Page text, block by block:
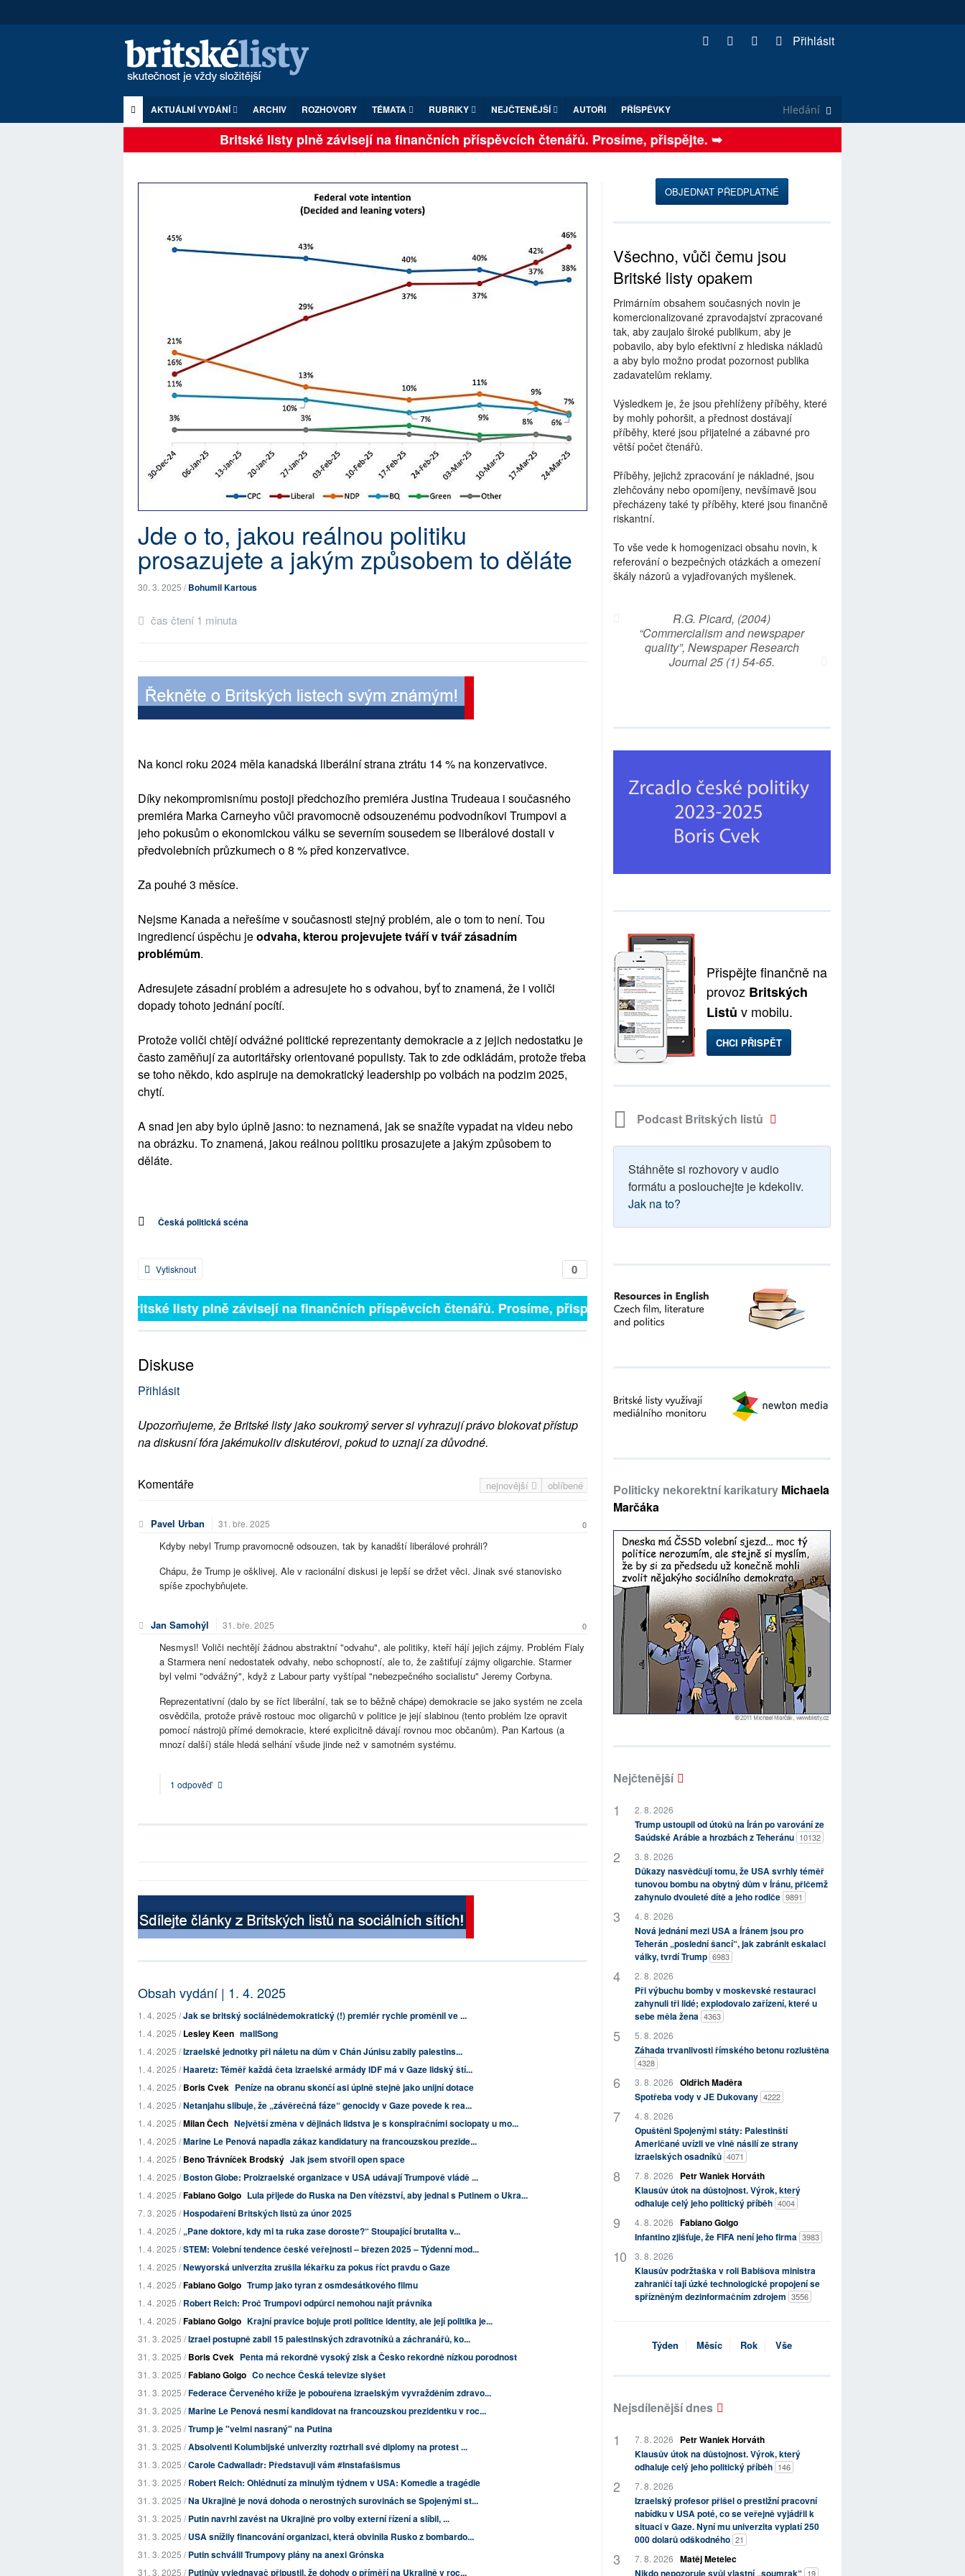
Přihlásit
AKTUÁLNÍ VYDÁNÍ ARCHIV ROZHOVORY TÉMATA RUBRIKY NEJČTENĚJŠÍ AUTOŘI PŘÍSPĚVKY
Britské listy plně závisejí na finančních příspěvcích čtenářů. Prosíme, přispějte. ➥
Jde o to, jakou reálnou politiku
prosazujete a jakým způsobem to děláte
30. 3. 2025 /Bohumil Kartous
čas čtení 1 minuta
Na konci roku 2024 měla kanadská liberální strana ztrátu 14 % na konzervativce.
Díky nekompromisnímu postoji předchozího premiéra Justina Trudeaua i současného
premiéra Marka Carneyho vůči pravomocně odsouzenému podvodníkovi Trumpovi a
jeho pokusům o ekonomickou válku se severním sousedem se liberálové dostali v
předvolebních průzkumech o 8 % před konzervativce.
Za pouhé 3 měsíce.
Nejsme Kanada a neřešíme v současnosti stejný problém, ale o tom to není. Tou
ingrediencíúspěchu jeodvaha, kterou projevujete tváří v tvář zásadním
problémům.
Adresujete zásadní problém a adresujete ho s odvahou, byť to znamená, že i voliči
dopady tohoto jednání pocítí.
Protože voliči chtějí odvážné politické reprezentanty demokracie a z jejich nedostatku je
často zaměňují za autoritářsky orientované populisty. Tak to zde odkládám, protože třeba
se toho někdo, kdo aspiruje na demokratický leadership po volbách na podzim 2025,
chytí.
A snad jen aby bylo úplně jasno: to neznamená, jak se snažíte vypadat na videu nebo
na obrázku. To znamená, jakou reálnou politiku prosazujete a jakým způsobem to
děláte.
Česká politická scéna
0
Vytisknout
Britské listy plně závisejí na finančních příspěvcích čtenářů. Prosíme, přispějte. ➥
Diskuse
Přihlásit
Upozorňujeme, že Britské listy jako soukromý server si vyhrazují právo blokovat přístup
na diskusní fóra jakémukoliv diskutérovi, pokud to uznají za důvodné.
nejnovější oblíbené
Komentáře
Pavel Urban 31. bře. 2025 0
Kdyby nebyl Trump pravomocně odsouzen, tak by kanadští liberálové prohráli?
Chápu, že Trump je ošklivej. Ale v racionální diskusi je lepší se držet věci. Jinak své stanovisko
spíše zpochybňujete.
Jan Samohýl 31. bře. 2025 0
Nesmysl! Voliči nechtějí žádnou abstraktní "odvahu", ale politiky, kteří hájí jejich zájmy. Problém Fialy
a Starmera není nedostatek odvahy, nebo schopností, ale to, že zaštiťují zájmy oligarchie. Starmer
byl velmi "odvážný", když z Labour party vyštípal "nebezpečného socialistu" Jeremy Corbyna.
Reprezentativní (dalo by se říct liberální, tak se to běžně chápe) demokracie se jako systém ne zcela
osvědčila, protože právě rostouc moc oligarchů v politice je její slabinou (tento problém lze opravit
pomocí nástrojů přímé demokracie, které explicitně dávají rovnou moc občanům). Pan Kartous (a
mnozí další) stále hledá selhání všude jinde než v samotném systému.
1 odpověď
Obsah vydání | 1. 4. 2025
1. 4. 2025 /Jak se britský sociálnědemokratický (!) premiér rychle proměnil ve ...
1. 4. 2025 /Lesley Keen mallSong
1. 4. 2025 /Izraelské jednotky při náletu na dům v Chán Júnisu zabily palestins...
1. 4. 2025 /Haaretz: Téměř každá četa izraelské armády IDF má v Gaze lidský ští...
1. 4. 2025 /Boris Cvek Peníze na obranu skončí asi úplně stejně jako unijní dotace
1. 4. 2025 /Netanjahu slibuje, že „závěrečná fáze“ genocidy v Gaze povede k rea...
1. 4. 2025 /Milan Čech Největší změna v dějinách lidstva je s konspiračními sociopaty u mo...
1. 4. 2025 /Marine Le Penová napadla zákaz kandidatury na francouzskou prezide...
1. 4. 2025 /Beno Trávníček Brodský Jak jsem stvořil open space
1. 4. 2025 /Boston Globe: Proizraelské organizace v USA udávají Trumpově vládě ...
1. 4. 2025 /Fabiano Golgo Lula přijede do Ruska na Den vítězství, aby jednal s Putinem o Ukra...
7. 3. 2025 /Hospodaření Britských listů za únor 2025
1. 4. 2025 /„Pane doktore, kdy mi ta ruka zase doroste?“ Stoupající brutalita v...
1. 4. 2025 /STEM: Volební tendence české veřejnosti – březen 2025 – Týdenní mod...
1. 4. 2025 /Newyorská univerzita zrušila lékařku za pokus říct pravdu o Gaze
1. 4. 2025 /Fabiano Golgo Trump jako tyran z osmdesátkového filmu
1. 4. 2025 /Robert Reich: Proč Trumpovi odpůrci nemohou najít právníka
1. 4. 2025 /Fabiano Golgo Krajní pravice bojuje proti politice identity, ale její politika je...
31. 3. 2025 /Izrael postupně zabil 15 palestinských zdravotníků a záchranářů, ko...
31. 3. 2025 /Boris Cvek Penta má rekordně vysoký zisk a Česko rekordně nízkou porodnost
31. 3. 2025 /Fabiano Golgo Co nechce Česká televize slyšet
31. 3. 2025 /Federace Červeného kříže je pobouřena izraelským vyvražděním zdravo...
31. 3. 2025 /Marine Le Penová nesmí kandidovat na francouzskou prezidentku v roc...
31. 3. 2025 /Trump je "velmi nasraný" na Putina
31. 3. 2025 /Absolventi Kolumbijské univerzity roztrhali své diplomy na protest ...
31. 3. 2025 /Carole Cadwalladr: Představuji vám #Instafašismus
31. 3. 2025 /Robert Reich: Ohlédnutí za minulým týdnem v USA: Komedie a tragédie
31. 3. 2025 /Na Ukrajině je nová dohoda o nerostných surovinách se Spojenými st...
31. 3. 2025 /Putin navrhl zavést na Ukrajině pro volby externí řízení a slíbil, ...
31. 3. 2025 /USA snížily financování organizaci, která obvinila Rusko z bombardo...
31. 3. 2025 /Putin schválil Trumpovy plány na anexi Grónska
31. 3. 2025 /Putinův vyjednavač připustil, že dohody o příměří na Ukrajině v roc...
OBJEDNAT PŘEDPLATNÉ
Všechno, vůči čemu jsou
Britské listy opakem
Primárním obsahem současných novin je
komercionalizované zpravodajství zpracované
tak, aby zaujalo široké publikum, aby je
pobavilo, aby bylo efektivní z hlediska nákladů
a aby bylo možno prodat pozornost publika
zadavatelům reklamy.
Výsledkem je, že jsou přehlíženy příběhy, které
by mohly pohoršit, a přednost dostávají
příběhy, které jsou přijatelné a zábavné pro
větší počet čtenářů.
Příběhy, jejichž zpracování je nákladné, jsou
zlehčovány nebo opomíjeny, nevšímavě jsou
přecházeny také ty příběhy, které jsou finančně
riskantní.
To vše vede k homogenizaci obsahu novin, k
referování o bezpečných otázkách a omezení
škály názorů a vyjadřovaných myšlenek.
R.G. Picard, (2004)
“Commercialism and newspaper
quality”, Newspaper Research
Journal 25 (1) 54-65.
Přispějte finančně na
provoz Britských
Listů v mobilu.
CHCI PŘISPĚT
Podcast Britských listů
Stáhněte si rozhovory v audio
formátu a poslouchejte je kdekoliv.
Jak na to?
Politicky nekorektní karikatury Michaela
Marčáka
Nejčtenější
2. 8. 2026
Trump ustoupil od útoků na Írán po varování ze
Saúdské Arábie a hrozbách z Teheránu 10132
3. 8. 2026
Důkazy nasvědčují tomu, že USA svrhly téměř
tunovou bombu na obytný dům v Íránu, přičemž
zahynulo dvouleté dítě a jeho rodiče 9891
4. 8. 2026
Nová jednání mezi USA a Íránem jsou pro
Teherán „poslední šancí“, jak zabránit eskalaci
války, tvrdí Trump 6983
2. 8. 2026
Při výbuchu bomby v moskevské restauraci
zahynuli tři lidé; explodovalo zařízení, které u
sebe měla žena 4363
5. 8. 2026
Záhada trvanlivosti římského betonu rozluštěna
4328
3. 8. 2026 Oldřich Maděra
Spotřeba vody v JE Dukovany 4222
4. 8. 2026
Opuštěni Spojenými státy: Palestinští
Američané uvízli ve vlně násilí ze strany
izraelských osadníků 4071
7. 8. 2026
Petr Waniek Horváth
Klausův útok na důstojnost. Výrok, který
odhaluje celý jeho politický příběh 4004
4. 8. 2026 Fabiano Golgo
Infantino zjišťuje, že FIFA není jeho firma 3983
3. 8. 2026
Klausův podržtaška v roli Babišova ministra
zahraničí tají úzké technologické propojení se
spřízněným dezinformačním zdrojem 3556
Týden Měsíc Rok Vše
Nejsdílenější dnes
7. 8. 2026
Petr Waniek Horváth
Klausův útok na důstojnost. Výrok, který
odhaluje celý jeho politický příběh 146
7. 8. 2026
Izraelský profesor přišel o prestižní pracovní
nabídku v USA poté, co se veřejně vyjádřil k
situaci v Gaze. Nyní mu univerzita vyplatí 250
000 dolarů odškodného 21
7. 8. 2026 Matěj Metelec
Nikdo nepozoruje svůj vlastní „soumrak“ 19